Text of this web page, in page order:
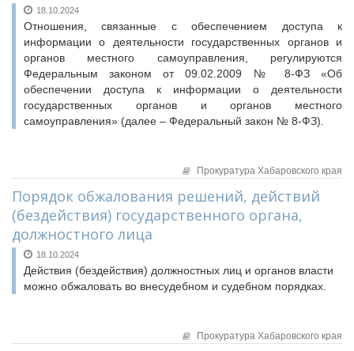
18.10.2024
Отношения, связанные с обеспечением доступа к
информации о деятельности государственных органов и
органов местного самоуправления, регулируются
Федеральным законом от 09.02.2009 № 8-ФЗ «Об
обеспечении доступа к информации о деятельности
государственных органов и органов местного
самоуправления» (далее – Федеральный закон № 8-ФЗ).
Прокуратура Хабаровского края
Порядок обжалования решений, действий
(бездействия) государственного органа,
должностного лица
18.10.2024
Действия (бездействия) должностных лиц и органов власти
можно обжаловать во внесудебном и судебном порядках.
Прокуратура Хабаровского края